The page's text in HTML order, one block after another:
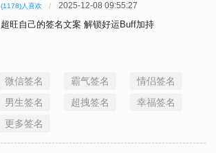
(1178)人喜欢 2025-12-08 09:55:27
超旺自己的签名文案 解锁好运Buff加持
微信签名 霸气签名
情侣签名
男生签名 超拽签名
幸福签名
更多签名